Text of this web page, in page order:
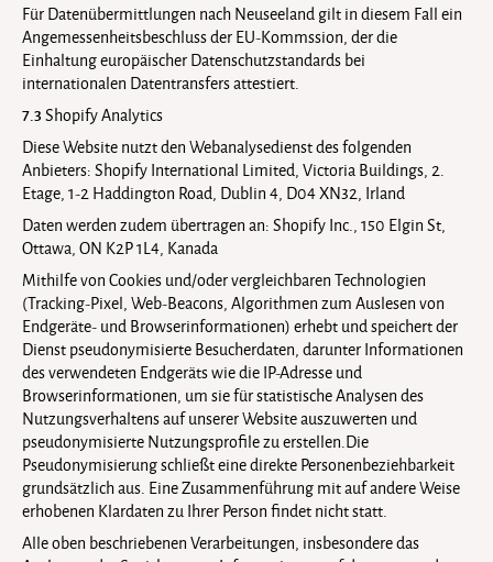
Für Datenübermittlungen nach Neuseeland gilt in diesem Fall ein
Angemessenheitsbeschluss der EU-Kommssion, der die
Einhaltung europäischer Datenschutzstandards bei
internationalen Datentransfers attestiert.
7.3 Shopify Analytics
Diese Website nutzt den Webanalysedienst des folgenden
Anbieters: Shopify International Limited, Victoria Buildings, 2.
Etage, 1-2 Haddington Road, Dublin 4, D04 XN32, Irland
Daten werden zudem übertragen an: Shopify Inc., 150 Elgin St,
Ottawa, ON K2P 1L4, Kanada
Mithilfe von Cookies und/oder vergleichbaren Technologien
(Tracking-Pixel, Web-Beacons, Algorithmen zum Auslesen von
Endgeräte- und Browserinformationen) erhebt und speichert der
Dienst pseudonymisierte Besucherdaten, darunter Informationen
des verwendeten Endgeräts wie die IP-Adresse und
Browserinformationen, um sie für statistische Analysen des
Nutzungsverhaltens auf unserer Website auszuwerten und
pseudonymisierte Nutzungsprofile zu erstellen.Die
Pseudonymisierung schließt eine direkte Personenbeziehbarkeit
grundsätzlich aus. Eine Zusammenführung mit auf andere Weise
erhobenen Klardaten zu Ihrer Person findet nicht statt.
Alle oben beschriebenen Verarbeitungen, insbesondere das